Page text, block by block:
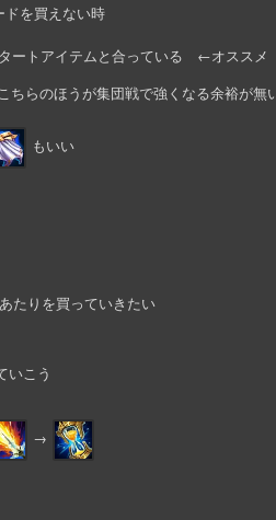
を買えない時
ートアイテムと合っている ←オススメ
らのほうが集団戦で強くなる余裕が無
もいい
たりを買っていきたい
いこう
→